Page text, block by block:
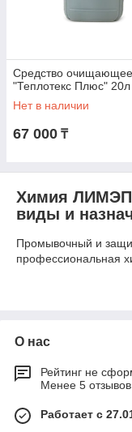
Средство очищающее
"Теплотекс Плюс" 20л
Нет в наличии
67 000 ₸
Химия ЛИМЭП
виды и
Промывочный и
профессиональная
объектах. Линейка
промывочный
ЛИМЭПдля
поверхностей
полимерных
О нас
Рейтинг не
Менее 5
Работает с